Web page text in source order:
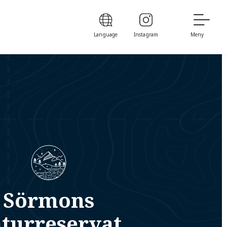
Language Instagram Meny
Sörmons